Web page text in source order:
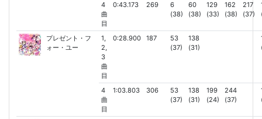
4
曲
目
0:43.173 269
6
(38)
60
(38)
129
(33)
162
(38)
217
(37)
プレゼント・フ
ォー・ユー
1,
2,
3
曲
目
0:28.900 187
53
(37)
138
(31)
4
曲
目
1:03.803 306
53
(37)
138
(31)
199
(24)
244
(37)